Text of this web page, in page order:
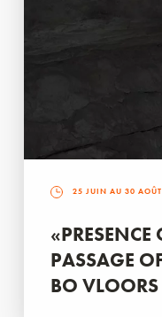
25 JUIN AU 30 AOÛT
PASSAGE
BO VLOORS